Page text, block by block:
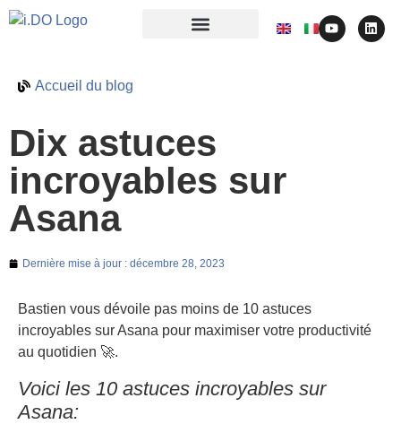
Accueil du blog
Dix astuces
incroyables sur
Asana
Dernière mise à jour : décembre 28, 2023
Bastien vous dévoile pas moins de 10 astuces
incroyables sur Asana pour maximiser votre productivité
au quotidien 🚀.
Voici les 10 astuces incroyables sur
Asana: